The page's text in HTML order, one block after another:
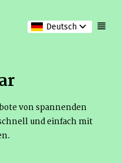
Deutsch
von spannenden
und einfach mit